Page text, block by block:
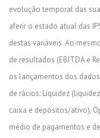
evolução temporal das
aferir o estado atual das
destas variáveis. Ao
de resultados (EBITDA e
os lançamentos dos
de rácios: Liquidez
caixa e depósitos/ativo),
médio de pagamentos e